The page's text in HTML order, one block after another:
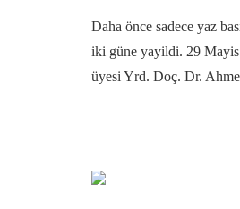
Daha önce sadece yaz
iki güne yayildi. 29 Mayis
üyesi Yrd. Doç. Dr.